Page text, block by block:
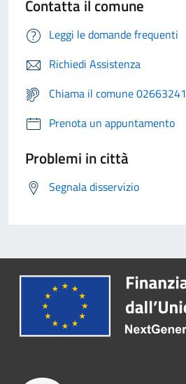
Contatta il comune
Leggi le domande frequenti
Richiedi Assistenza
Chiama il comune 02663241
Prenota un appuntamento
Problemi in città
Segnala disservizio